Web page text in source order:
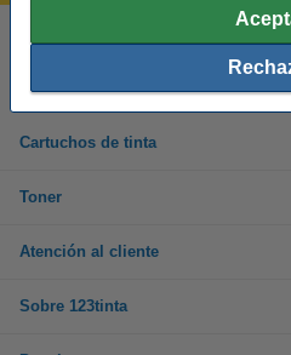
En días
Cartuchos de tinta
Toner
Atención al cliente
Sobre 123tinta